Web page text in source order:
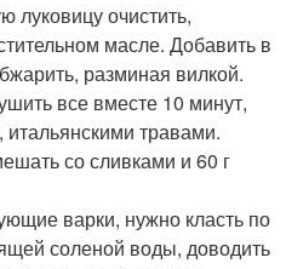
луковицу очистить,
масле. Добавить в
разминая вилкой.
все вместе 10 минут,
травами.
со сливками и 60 г
варки, нужно класть по
соленой воды, доводить